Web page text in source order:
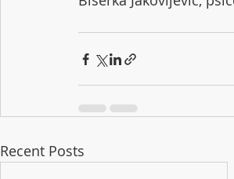
Recent Posts